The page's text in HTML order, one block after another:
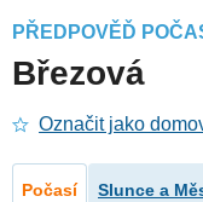
PŘEDPOVĚĎ
Březová
Označit jako
Počasí Slunce a